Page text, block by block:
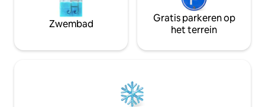
Zwembad
Gratis parkeren op
het terrein